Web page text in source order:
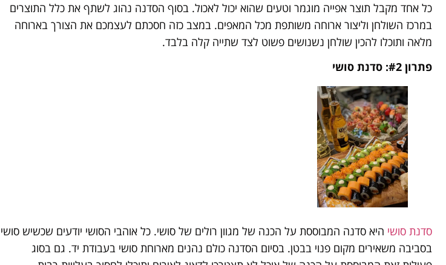
כל אחד מקבל תוצר אפייה מוגמר וטעים שהוא יכול לאכול. בסוף הסדנה נהוג לשתף את כלל התוצרים
במרכז השולחן וליצור ארוחה משותפת מכל המאפים. במצב כזה חסכתם לעצמכם את הצורך בארוחה
מלאה ותוכלו להכין שולחן נשנושים פשוט לצד שתייה קלה בלבד.
פתרון #2: סדנת סושי
סדנת סושי היא סדנה המבוססת על הכנה של מגוון רולים של סושי. כל אוהבי הסושי יודעים שכשיש סושי
בסביבה משאירים מקום פנוי בבטן. בסיום הסדנה כולם נהנים מארוחת סושי בעבודת יד. גם בסוג